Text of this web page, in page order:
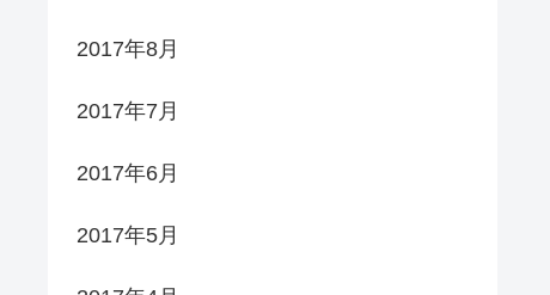
2017年8月
2017年7月
2017年6月
2017年5月